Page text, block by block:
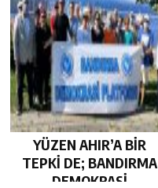
YÜZEN AHIR’A BİR
TEPKİ DE; BANDIRMA
DEMOKRASİ